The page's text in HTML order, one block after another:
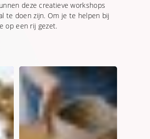
deze creatieve workshops
te doen zijn. Om je te helpen bij
op een rij gezet.